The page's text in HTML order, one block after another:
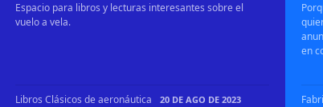
Espacio para libros y lecturas interesantes sobre el
vuelo a vela.
Libros Clásicos de aeronáutica 20 DE AGO DE 2023
en